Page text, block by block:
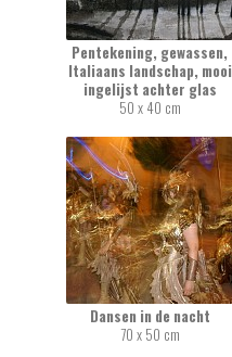
Pentekening, gewassen,
Italiaans landschap, mooi
ingelijst achter glas
50 x 40 cm
Dansen in de nacht
70 x 50 cm